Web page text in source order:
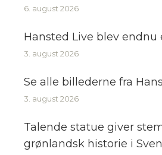
6. august 2026
Hansted Live blev endnu
3. august 2026
Se alle billederne fra
3. august 2026
Talende statue giver
grønlandsk historie i